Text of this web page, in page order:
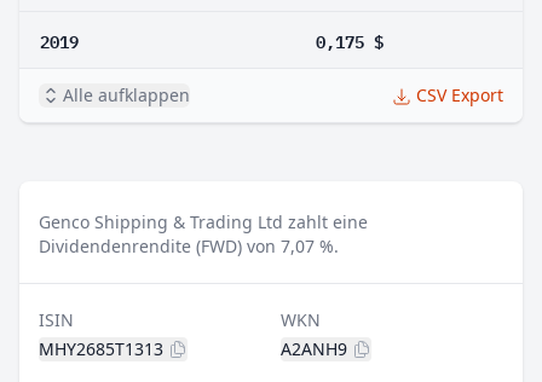
2019 0,175 $
Alle aufklappen CSV Export
Genco Shipping & Trading Ltd zahlt eine
Dividendenrendite (FWD) von 7,07 %.
ISIN
MHY2685T1313
WKN
A2ANH9